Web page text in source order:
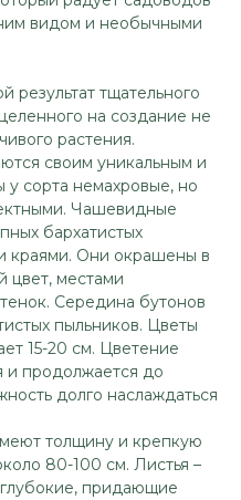
видом и необычными
результат тщательного
на создание не
растения.
своим уникальным и
сорта немахровые, но
Чашевидные
бархатистых
краями. Они окрашены в
цвет, местами
Середина бутонов
пыльников. Цветы
15-20 см. Цветение
и продолжается до
долго наслаждаться
толщину и крепкую
80-100 см. Листья –
придающие